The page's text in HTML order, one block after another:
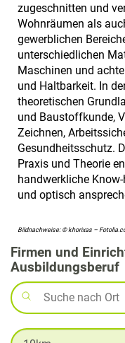
zugeschnitten und
Wohnräumen als
gewerblichen
unterschiedlichen
Maschinen und
und Haltbarkeit. In
theoretischen
und Baustoffkunde,
Zeichnen,
Gesundheitsschutz.
Praxis und Theorie
handwerkliche
und optisch
Bildnachweise: © khorixas –
Firmen und
Ausbildungsberuf